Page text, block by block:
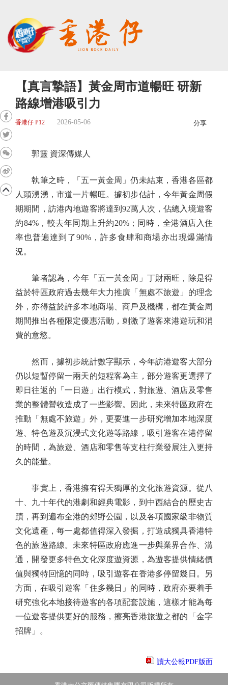
【真言摯語】黃金周市道暢旺 研新
路線增港吸引力
香港仔 P12 2026-05-06 分享
郭靈 資深傳媒人
執筆之時，「五一黃金周」仍未結束，香港各區都
人頭湧湧，市道一片暢旺。據初步估計，今年黃金周假
期期間，訪港內地遊客將達到92萬人次，佔總入境遊客
約84%，較去年同期上升約20%；同時，全港酒店入住
率也普遍達到了90%，許多食肆和商場亦出現爆滿情
況。
筆者認為，今年「五一黃金周」丁財兩旺，除是得
益於特區政府過去幾年大力推廣「無處不旅遊」的理念
外，亦得益於許多本地商場、商戶及機構，都在黃金周
期間推出各種限定優惠活動，刺激了遊客來港遊玩和消
費的意慾。
然而，據初步統計數字顯示，今年訪港遊客大部分
仍以短暫停留一兩天的短程客為主，部分遊客更選擇了
即日往返的「一日遊」出行模式，對旅遊、酒店及零售
業的整體營收造成了一些影響。因此，未來特區政府在
推動「無處不旅遊」外，更要進一步研究增加本地深度
遊、特色遊及沉浸式文化遊等路線，吸引遊客在港停留
的時間，為旅遊、酒店和零售等支柱行業發展注入更持
久的能量。
事實上，香港擁有得天獨厚的文化旅遊資源。從八
十、九十年代的港劇和經典電影，到中西結合的歷史古
蹟，再到遍布全港的郊野公園，以及各項國家級非物質
文化遺產，每一處都值得深入發掘，打造成獨具香港特
色的旅遊路線。未來特區政府應進一步與業界合作、溝
通，開發更多特色文化深度遊資源，為遊客提供情緒價
值與獨特回憶的同時，吸引遊客在香港多停留幾日。另
方面，在吸引遊客「住多幾日」的同時，政府亦要着手
研究強化本地接待遊客的各項配套設施，這樣才能為每
一位遊客提供更好的服務，擦亮香港旅遊之都的「金字
招牌」。
讀大公報PDF版面